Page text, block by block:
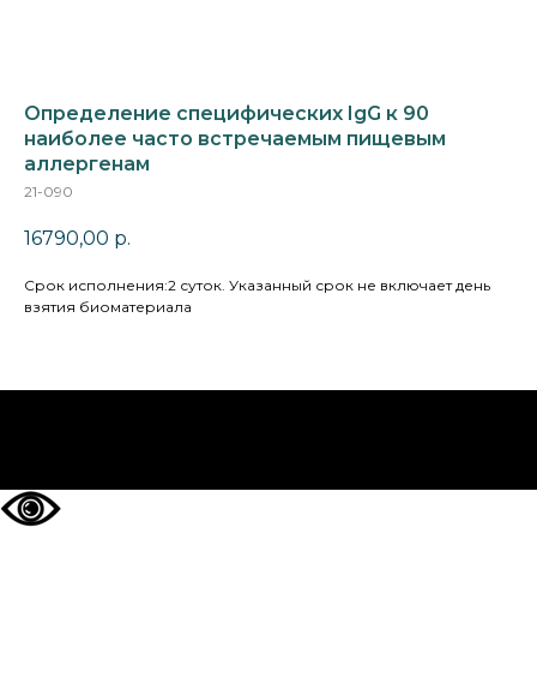
Определение специфических IgG к 90
наиболее часто встречаемым пищевым
аллергенам
21-090
16790,00 р.
Cрок исполнения:2 суток. Указанный срок не включает день
взятия биоматериала